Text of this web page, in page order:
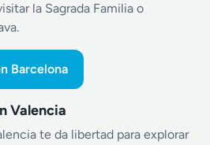
la Sagrada Familia o
Barcelona
Valencia
te da libertad para explorar